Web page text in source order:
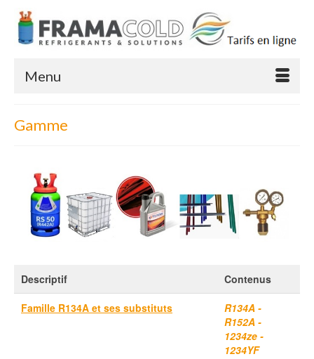
Menu
Gamme
Descriptif Contenus
Famille R134A et ses substituts
R134A -
R152A -
1234ze -
1234YF